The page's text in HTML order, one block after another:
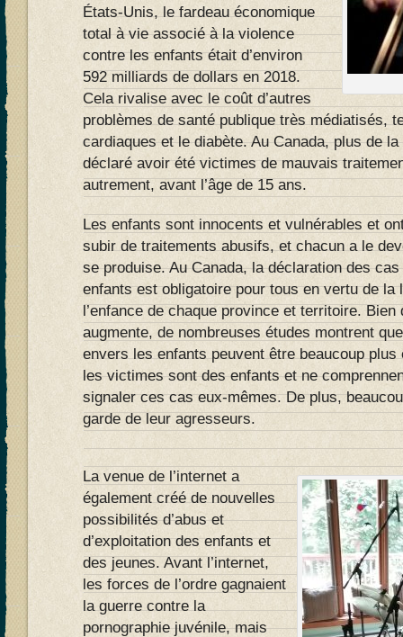
États-Unis, le fardeau économique
total à vie associé à la violence
contre les enfants était d’environ
592 milliards de dollars en 2018.
Cela rivalise avec le coût d’autres
problèmes de santé publique très médiatisés,
cardiaques et le diabète. Au Canada, plus de
déclaré avoir été victimes de mauvais
autrement, avant l’âge de 15 ans.
Les enfants sont innocents et vulnérables et
subir de traitements abusifs, et chacun a le
se produise. Au Canada, la déclaration des
enfants est obligatoire pour tous en vertu de la
l’enfance de chaque province et territoire.
augmente, de nombreuses études montrent
envers les enfants peuvent être beaucoup
les victimes sont des enfants et ne
signaler ces cas eux-mêmes. De plus,
garde de leur agresseurs.
La venue de l’internet a
également créé de nouvelles
possibilités d’abus et
d’exploitation des enfants et
des jeunes. Avant l’internet,
les forces de l’ordre gagnaient
la guerre contre la
pornographie juvénile, mais